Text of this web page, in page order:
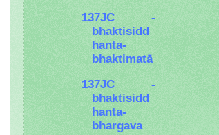
137JC -
bhaktisidd
hanta-
bhaktimatā
137JC -
bhaktisidd
hanta-
bhargava